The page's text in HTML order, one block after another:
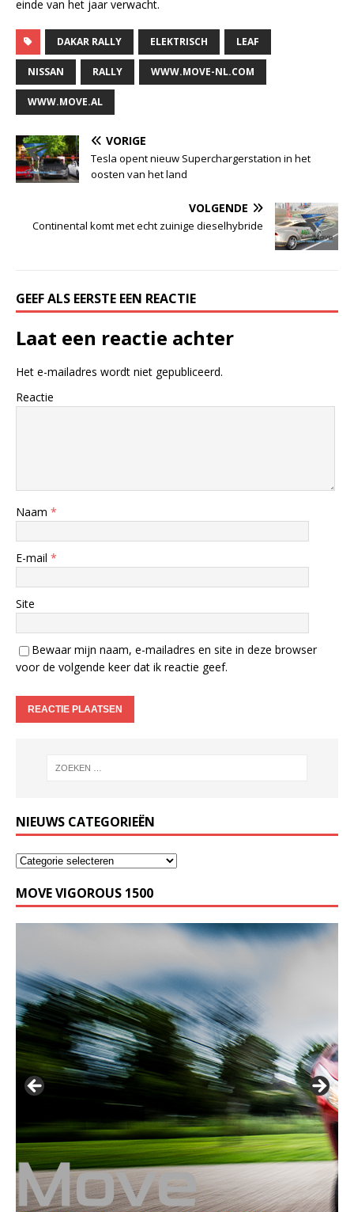
einde van het jaar verwacht.
DAKAR RALLY ELEKTRISCH LEAF
NISSAN RALLY WWW.MOVE-NL.COM
WWW.MOVE.AL
VORIGE
Tesla opent nieuw Superchargerstation in het
oosten van het land
VOLGENDE
Continental komt met echt zuinige dieselhybride
GEEF ALS EERSTE EEN REACTIE
Laat een reactie achter
Het e-mailadres wordt niet gepubliceerd.
Reactie
Naam *
E-mail *
Site
Bewaar mijn naam, e-mailadres en site in deze browser
voor de volgende keer dat ik reactie geef.
NIEUWS CATEGORIEËN
MOVE VIGOROUS 1500